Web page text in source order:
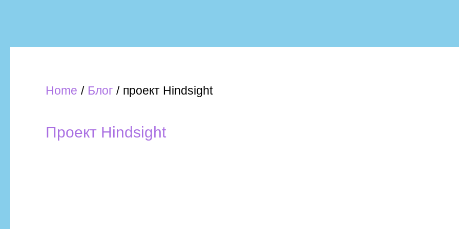
Home Блог проект Hindsight
Проект Hindsight